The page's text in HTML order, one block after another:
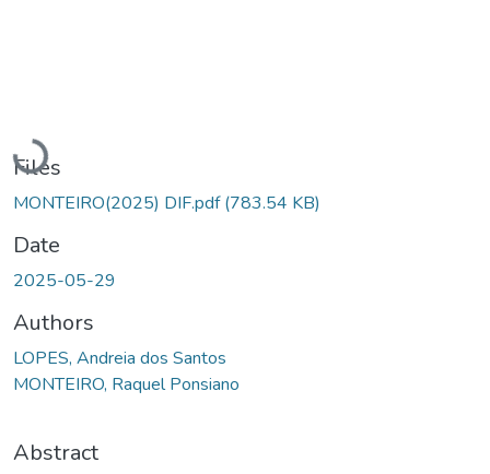
Loading...
Files
MONTEIRO(2025) DIF.pdf(783.54 KB)
Date
2025-05-29
Authors
LOPES, Andreia dos Santos
MONTEIRO, Raquel Ponsiano
Abstract